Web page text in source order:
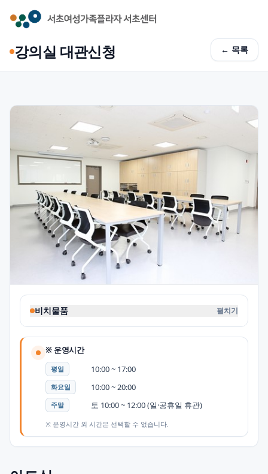
본문 바로가기
강의실 대관신청 ← 목록
비치물품 펼치기
※ 운영시간
평일 10:00 ~ 17:00
화요일 10:00 ~ 20:00
주말 토 10:00 ~ 12:00 (일·공휴일 휴관)
※ 운영시간 외 시간은 선택할 수 없습니다.